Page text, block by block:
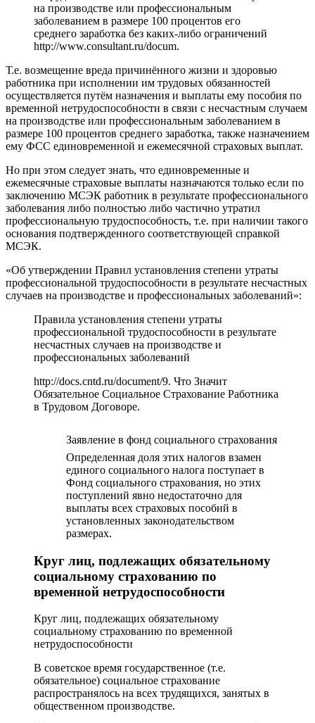
на производстве или профессиональным
заболеванием в размере 100 процентов его
среднего заработка без каких-либо ограничений
http://www.consultant.ru/docum.
Т.е. возмещение вреда причинённого жизни и здоровью
работника при исполнении им трудовых обязанностей
осуществляется путём назначения и выплаты ему пособия по
временной нетрудоспособности в связи с несчастным случаем
на производстве или профессиональным заболеванием в
размере 100 процентов среднего заработка, также назначением
ему ФСС единовременной и ежемесячной страховых выплат.
Но при этом следует знать, что единовременные и
ежемесячные страховые выплаты назначаются только если по
заключению МСЭК работник в результате профессионального
заболевания либо полностью либо частично утратил
профессиональную трудоспособность, т.е. при наличии такого
основания подтвержденного соответствующей справкой
МСЭК.
«Об утверждении Правил установления степени утраты
профессиональной трудоспособности в результате несчастных
случаев на производстве и профессиональных заболеваний»:
Правила установления степени утраты
профессиональной трудоспособности в результате
несчастных случаев на производстве и
профессиональных заболеваний
http://docs.cntd.ru/document/9. Что Значит
Обязательное Социальное Страхование Работника
в Трудовом Договоре.
Заявление в фонд социального страхования
Определенная доля этих налогов взамен
единого социального налога поступает в
Фонд социального страхования, но этих
поступлений явно недостаточно для
выплаты всех страховых пособий в
установленных законодательством
размерах.
Круг лиц, подлежащих обязательному
социальному страхованию по
временной нетрудоспособности
Круг лиц, подлежащих обязательному
социальному страхованию по временной
нетрудоспособности
В советское время государственное (т.е.
обязательное) социальное страхование
распространялось на всех трудящихся, занятых в
общественном производстве.